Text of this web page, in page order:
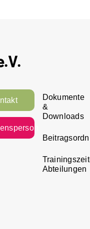
Dokumente
&
Downloads
Abteilungen